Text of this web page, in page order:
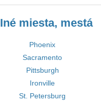
Iné miesta, mestá
Phoenix
Sacramento
Pittsburgh
Ironville
St. Petersburg